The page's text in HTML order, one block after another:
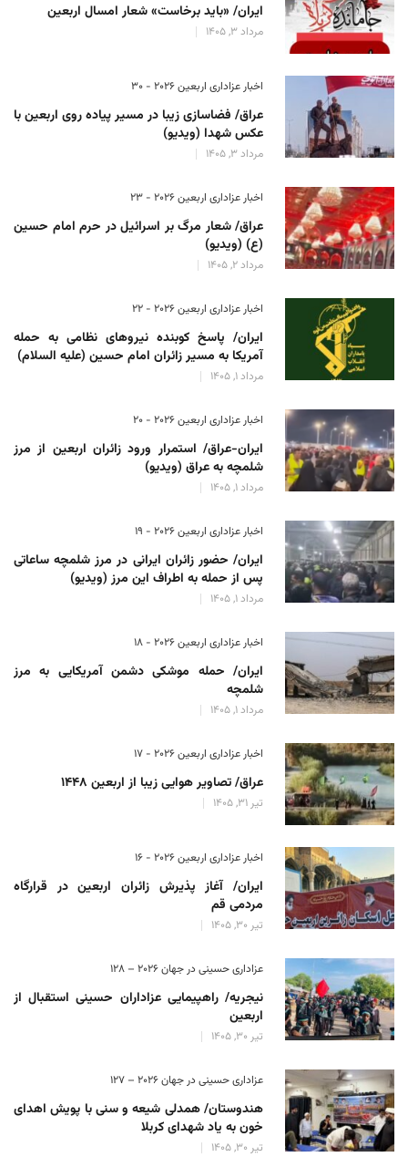
ایران/ «باید برخاست» شعار امسال اربعین
مرداد 3, 1405
اخبار عزاداری اربعین ۲۰۲۶ - 30
عراق/ فضاسازی زیبا در مسیر پیاده روی اربعین با
عکس شهدا (ویدیو)
مرداد 3, 1405
اخبار عزاداری اربعین ۲۰۲۶ - 23
عراق/ شعار مرگ بر اسرائیل در حرم امام حسین
(ع) (ویدیو)
مرداد 2, 1405
اخبار عزاداری اربعین ۲۰۲۶ - 22
ایران/ پاسخ کوبنده نیروهای نظامی به حمله
آمریکا به مسیر زائران امام حسین (علیه السلام)
مرداد 1, 1405
اخبار عزاداری اربعین ۲۰۲۶ - 20
ایران-عراق/ استمرار ورود زائران اربعین از مرز
شلمچه به عراق (ویدیو)
مرداد 1, 1405
اخبار عزاداری اربعین ۲۰۲۶ - 19
ایران/ حضور زائران ایرانی در مرز شلمچه ساعاتی
پس از حمله به اطراف این مرز (ویدیو)
مرداد 1, 1405
اخبار عزاداری اربعین ۲۰۲۶ - 18
ایران/ حمله موشکی دشمن آمریکایی به مرز
شلمچه
مرداد 1, 1405
اخبار عزاداری اربعین ۲۰۲۶ - 17
عراق/ تصاویر هوایی زیبا از اربعین 1448
تیر 31, 1405
اخبار عزاداری اربعین ۲۰۲۶ - 16
ایران/ آغاز پذیرش زائران اربعین در قرارگاه
مردمی قم
تیر 30, 1405
عزاداری حسینی در جهان 2026 – 128
نیجریه/ راهپیمایی عزاداران حسینی استقبال از
اربعین
تیر 30, 1405
عزاداری حسینی در جهان 2026 – 127
هندوستان/ همدلی شیعه و سنی با پویش اهدای
خون به یاد شهدای کربلا
تیر 30, 1405